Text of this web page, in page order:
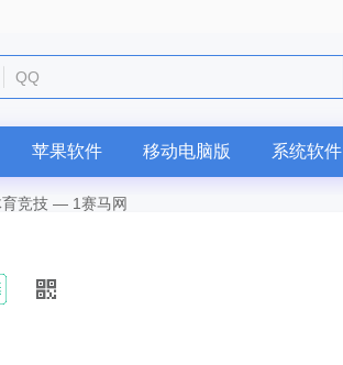
迅雷
苹果软件 移动电脑版 系统软件
竞技 — 1赛马网